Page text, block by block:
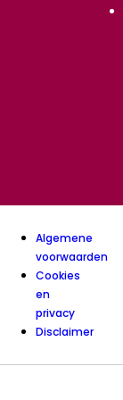
Algemene
voorwaarden
Cookies
en
privacy
Disclaimer